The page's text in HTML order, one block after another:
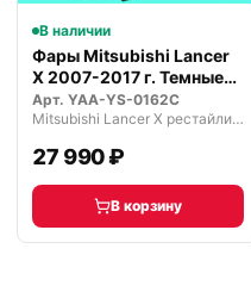
В наличии
Фары Mitsubishi Lancer
X 2007-2017 г. Темные
VLAND
Арт. YAA-YS-0162C
Mitsubishi Lancer X рестайлинг 2 (2015—2017)
27 990 ₽
В корзину